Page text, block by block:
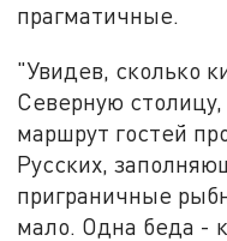
прагматичные.
"Увидев, сколько
Северную
маршрут гостей
Русских,
приграничные
мало. Одна беда -